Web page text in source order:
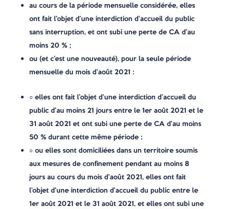
au cours de la période mensuelle considérée, elles
ont fait l’objet d’une interdiction d’accueil du public
sans interruption, et ont subi une perte de CA d’au
moins 20 % ;
ou (et c’est une nouveauté), pour la seule période
mensuelle du mois d’août 2021 :
○ elles ont fait l’objet d’une interdiction d’accueil du
public d’au moins 21 jours entre le 1er août 2021 et le
31 août 2021 et ont subi une perte de CA d’au moins
50 % durant cette même période ;
○ ou elles sont domiciliées dans un territoire soumis
aux mesures de confinement pendant au moins 8
jours au cours du mois d’août 2021, elles ont fait
l’objet d’une interdiction d’accueil du public entre le
1er août 2021 et le 31 août 2021, et elles ont subi une